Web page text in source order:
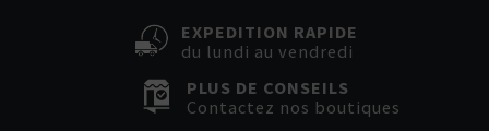
EXPEDITION RAPIDE
du lundi au vendredi
PLUS DE CONSEILS
Contactez nos boutiques